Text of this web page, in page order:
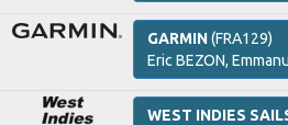
GARMIN(FRA129)
Eric BEZON,
WEST INDIES